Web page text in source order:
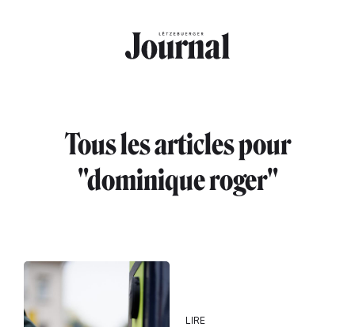
Tous les articles pour
"dominique roger"
LIRE